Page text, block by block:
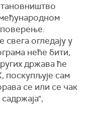
поверење.
огледају у
неће бити,
држава ће
поскупљује сам
се или се чак